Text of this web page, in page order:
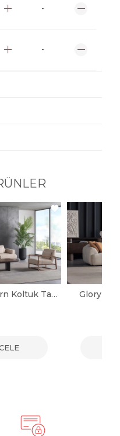
-
-
Urban Ceviz Modern Koltuk Takımı Glory